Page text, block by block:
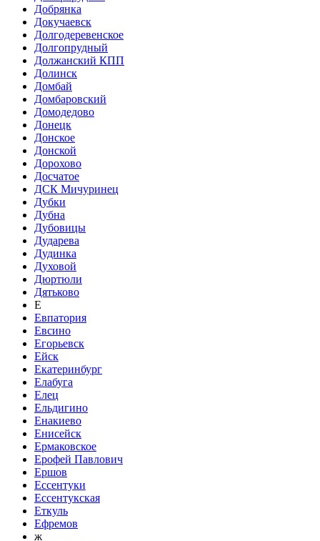
Добрянка
Докучаевск
Долгодеревенское
Долгопрудный
Должанский КПП
Долинск
Домбай
Домбаровский
Домодедово
Донецк
Донское
Донской
Дорохово
Досчатое
ДСК Мичуринец
Дубки
Дубна
Дубовицы
Дударева
Дудинка
Духовой
Дюртюли
Дятьково
Е
Евпатория
Евсино
Егорьевск
Ейск
Екатеринбург
Елабуга
Елец
Ельдигино
Енакиево
Енисейск
Ермаковское
Ерофей Павлович
Ершов
Ессентуки
Ессентукская
Еткуль
Ефремов
ж